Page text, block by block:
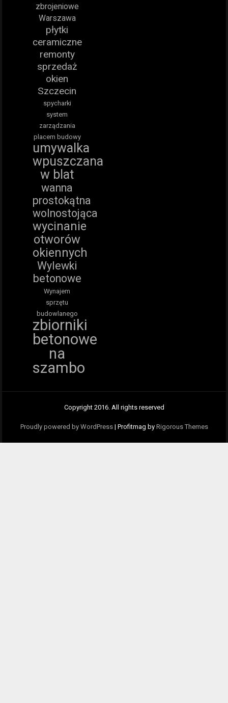
zbrojeniowe
Warszawa
płytki
ceramiczne
remonty
sprzedaż
okien
Szczecin
spycharki
system
zarządzania
placem budowy
umywalka
wpuszczana
w blat
wanna
prostokątna
wolnostojąca
wycinanie
otworów
okiennych
Wylewki
betonowe
Wynajem
sprzętu
budowlanego
zbiorniki
betonowe
na
szambo
Copyright 2016. All rights reserved
Proudly powered by WordPress | Profitmag by Rigorous Themes